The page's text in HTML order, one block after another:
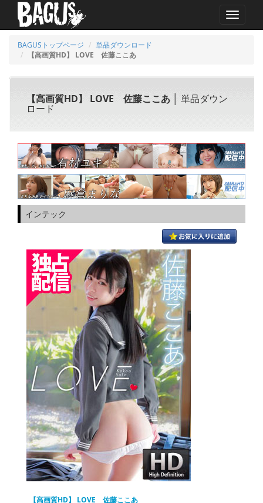
MENU
BAGUSトップページ
単品ダウンロード
【高画質HD】 LOVE 佐藤ここあ
【高画質HD】 LOVE 佐藤ここあ │ 単品ダウン
ロード
インテック
【高画質HD】 LOVE 佐藤ここあ